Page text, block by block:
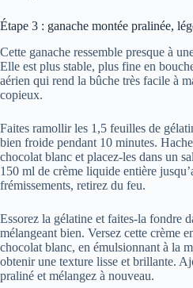
Étape 3 : ganache montée pralinée,
Cette ganache ressemble presque à
Elle est plus stable, plus fine en
aérien qui rend la bûche très facile à
copieux.
Faites ramollir les 1,5 feuilles de
bien froide pendant 10 minutes.
chocolat blanc et placez-les dans un
150 ml de crème liquide entière
frémissements, retirez du feu.
Essorez la gélatine et faites-la fondre
mélangeant bien. Versez cette crème
chocolat blanc, en émulsionnant à la
obtenir une texture lisse et brillante.
praliné et mélangez à nouveau.